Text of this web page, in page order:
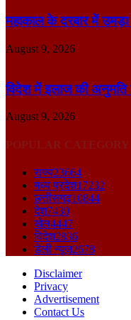
महाकाल के दरबार में
August 9, 2026
विदेश में इलाज की
August 9, 2026
राज्य23664
मध्य प्रदेश17232
छत्तीसगढ़10844
देश7430
खेल4447
विदेश2836
डेली न्यूज़2678
Disclaimer
Privacy
Advertisement
Contact Us